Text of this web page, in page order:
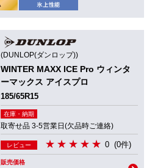
(DUNLOP(ダンロップ))
WINTER MAXX ICE Pro ウィンタ
ーマックス アイスプロ
185/65R15
在庫・納期
取寄せ品 3-5営業日(欠品時ご連絡)
レビュー 0 (0件)
販売価格